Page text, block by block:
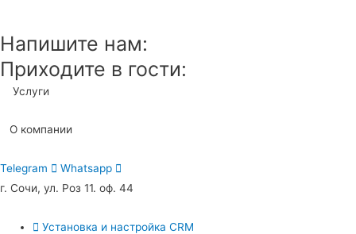
Напишите нам:
Приходите в гости:
Услуги
О компании
Telegram
Whatsapp
г. Сочи, ул. Роз 11. оф. 44
Установка и настройка CRM